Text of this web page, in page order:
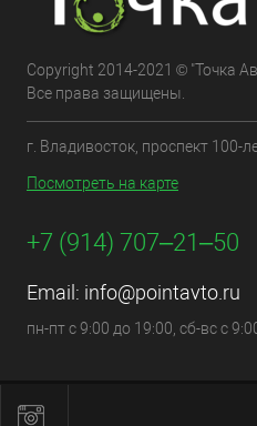
Copyright 2014-2021 © "Точка
Все права защищены.
г. Владивосток, проспект 100-
Посмотреть на карте
+7 (914) 707‒21‒50
Email: info@pointavto.ru
пн-пт с 9:00 до 19:00, сб-вс с